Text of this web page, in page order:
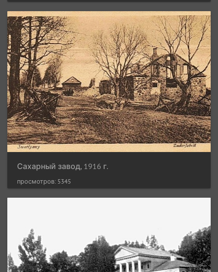
Сахарный завод, 1916 г.
просмотров: 5345